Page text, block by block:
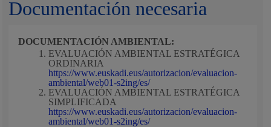
Documentación necesaria
DOCUMENTACIÓN AMBIENTAL:
EVALUACIÓN AMBIENTAL ESTRATÉGICA
ORDINARIA
https://www.euskadi.eus/autorizacion/evaluacion-
ambiental/web01-s2ing/es/
EVALUACIÓN AMBIENTAL ESTRATÉGICA
SIMPLIFICADA
https://www.euskadi.eus/autorizacion/evaluacion-
ambiental/web01-s2ing/es/